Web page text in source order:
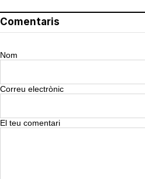
Comentaris
Nom
Correu electrònic
El teu comentari